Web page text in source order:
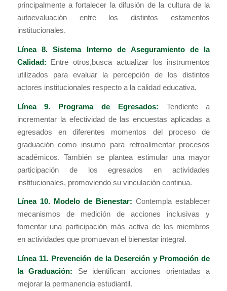
principalmente a fortalecer la difusión de la cultura de la
autoevaluación entre los distintos estamentos
institucionales.
Línea 8. Sistema Interno de Aseguramiento de la
Calidad: Entre otros,busca actualizar los instrumentos
utilizados para evaluar la percepción de los distintos
actores institucionales respecto a la calidad educativa.
Línea 9. Programa de Egresados: Tendiente a
incrementar la efectividad de las encuestas aplicadas a
egresados en diferentes momentos del proceso de
graduación como insumo para retroalimentar procesos
académicos. También se plantea estimular una mayor
participación de los egresados en actividades
institucionales, promoviendo su vinculación continua.
Línea 10. Modelo de Bienestar:Contempla establecer
mecanismos de medición de acciones inclusivas y
fomentar una participación más activa de los miembros
en actividades que promuevan el bienestar integral.
Línea 11. Prevención de la Deserción y Promoción de
la Graduación: Se identifican acciones orientadas a
mejorar la permanencia estudiantil.